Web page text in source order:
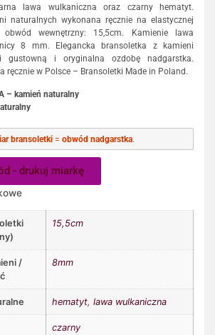
lawa wulkaniczna oraz czarny hematyt.
naturalnych wykonana ręcznie na elastycznej
wewnętrzny: 15,5cm. Kamienie lawa
8 mm. Elegancka bransoletka z kamieni
gustowną i oryginalna ozdobę nadgarstka.
ręcznie w Polsce – Bransoletki Made in Poland.
– kamień naturalny
bransoletki= obwód nadgarstka.
- drukuj miarkę
15,5cm
/
8mm
hematyt, lawa wulkaniczna
czarny